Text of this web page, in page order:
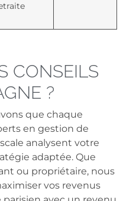
CONSEILS
?
que chaque
en gestion de
analysent votre
adaptée. Que
ou propriétaire, nous
vos revenus